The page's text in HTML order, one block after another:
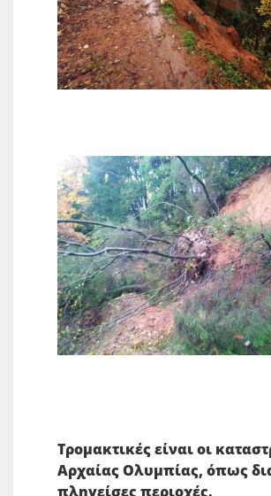
Τρομακτικές είναι οι
Αρχαίας Ολυμπίας, όπως
πληγείσες περιοχές.